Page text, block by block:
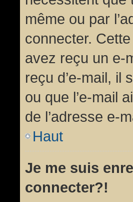
même ou par
connecter.
avez reçu un e-
reçu d’e-mail, il
ou que l’e-mail
de l’adresse e-
Haut
Je me suis
connecter?!